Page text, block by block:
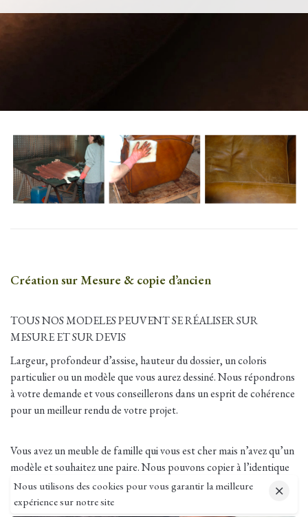
Création sur Mesure & copie d’ancien
TOUS NOS MODELES PEUVENT SE RÉALISER SUR
MESURE ET SUR DEVIS
Largeur, profondeur d’assise, hauteur du dossier, un coloris
particulier ou un modèle que vous aurez dessiné. Nous répondrons
à votre demande et vous conseillerons dans un esprit de cohérence
pour un meilleur rendu de votre projet.
Vous avez un meuble de famille qui vous est cher mais n’avez qu’un
modèle et souhaitez une paire. Nous pouvons copier à l’identique
le modèle en respectant les gabarits et les volumes d’origine.
Nous utilisons des cookies pour vous garantir la meilleure
expérience sur notre site